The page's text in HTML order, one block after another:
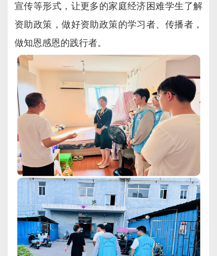
宣传等形式，让更多的家庭经济困难学生了解
资助政策，做好资助政策的学习者、传播者，
做知恩感恩的践行者。